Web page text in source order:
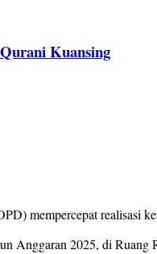
Kuansing
mempercepat realisasi
Anggaran 2025, di